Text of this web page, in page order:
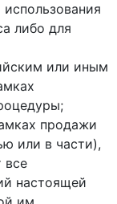
либо для
или иным
продажи
или в части),
все
настоящей